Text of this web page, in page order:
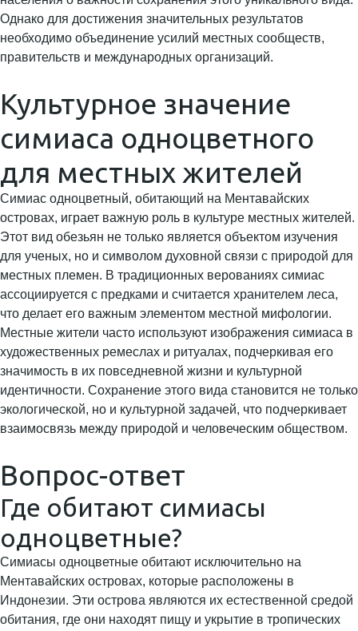
Однако для достижения значительных результатов
необходимо объединение усилий местных сообществ,
правительств и международных организаций.
Культурное значение
симиаса одноцветного
для местных жителей
Симиас одноцветный, обитающий на Ментавайских
островах, играет важную роль в культуре местных жителей.
Этот вид обезьян не только является объектом изучения
для ученых, но и символом духовной связи с природой для
местных племен. В традиционных верованиях симиас
ассоциируется с предками и считается хранителем леса,
что делает его важным элементом местной мифологии.
Местные жители часто используют изображения симиаса в
художественных ремеслах и ритуалах, подчеркивая его
значимость в их повседневной жизни и культурной
идентичности. Сохранение этого вида становится не только
экологической, но и культурной задачей, что подчеркивает
взаимосвязь между природой и человеческим обществом.
Вопрос-ответ
Где обитают симиасы
одноцветные?
Симиасы одноцветные обитают исключительно на
Ментавайских островах, которые расположены в
Индонезии. Эти острова являются их естественной средой
обитания, где они находят пищу и укрытие в тропических